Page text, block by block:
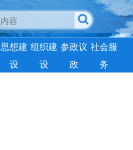
思想建
设
组织建
设
参政议
政
社会服
务